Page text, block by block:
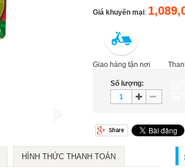
Giá khuyến mại:
Giao hàng tận nơi
Số lượng:
HÌNH THỨC THANH TOÁN